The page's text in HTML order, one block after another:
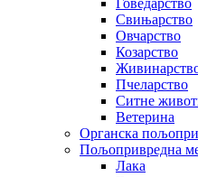
Говедарство
Свињарство
Овчарство
Козарство
Пчеларство
Ситне
Ветерина
Органска
Пољопривредна
Лака